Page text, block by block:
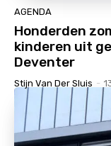
AGENDA
Honderden
kinderen uit
Deventer
Stijn Van Der Sluis -